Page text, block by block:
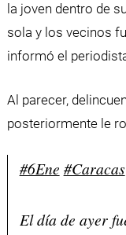
la joven dentro de
sola y los vecinos
informó el
Al parecer,
posteriormente le
#6Ene #Caracas
El día de ayer